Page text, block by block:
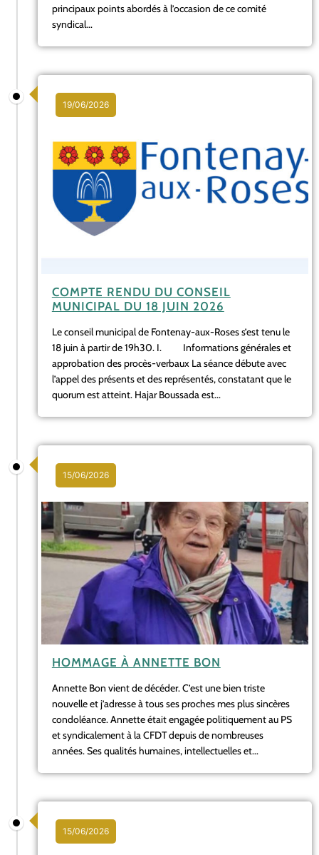
principaux points abordés à l’occasion de ce comité
syndical...
19/06/2026
COMPTE RENDU DU CONSEIL
MUNICIPAL DU 18 JUIN 2026
Le conseil municipal de Fontenay-aux-Roses s’est tenu le
18 juin à partir de 19h30. I. Informations générales et
approbation des procès-verbaux La séance débute avec
l’appel des présents et des représentés, constatant que le
quorum est atteint. Hajar Boussada est...
15/06/2026
HOMMAGE À ANNETTE BON
Annette Bon vient de décéder. C’est une bien triste
nouvelle et j’adresse à tous ses proches mes plus sincères
condoléance. Annette était engagée politiquement au PS
et syndicalement à la CFDT depuis de nombreuses
années. Ses qualités humaines, intellectuelles et...
15/06/2026